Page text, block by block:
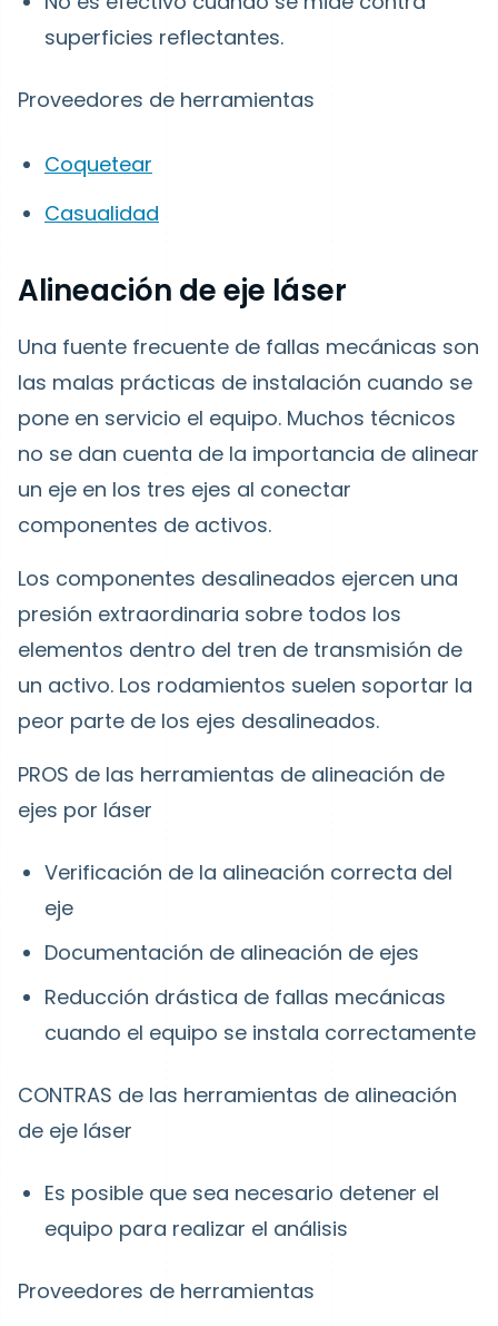
superficies reflectantes.
Proveedores de herramientas
Coquetear
Casualidad
Alineación de eje láser
Una fuente frecuente de fallas mecánicas son
las malas prácticas de instalación cuando se
pone en servicio el equipo. Muchos técnicos
no se dan cuenta de la importancia de alinear
un eje en los tres ejes al conectar
componentes de activos.
Los componentes desalineados ejercen una
presión extraordinaria sobre todos los
elementos dentro del tren de transmisión de
un activo. Los rodamientos suelen soportar la
peor parte de los ejes desalineados.
PROS de las herramientas de alineación de
ejes por láser
Verificación de la alineación correcta del
eje
Documentación de alineación de ejes
Reducción drástica de fallas mecánicas
cuando el equipo se instala correctamente
CONTRAS de las herramientas de alineación
de eje láser
Es posible que sea necesario detener el
equipo para realizar el análisis
Proveedores de herramientas